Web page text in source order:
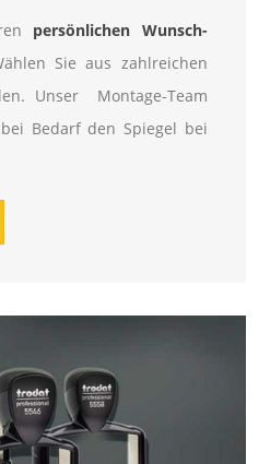
persönlichen Wunsch-
Sie aus zahlreichen
Unser Montage-Team
Bedarf den Spiegel bei